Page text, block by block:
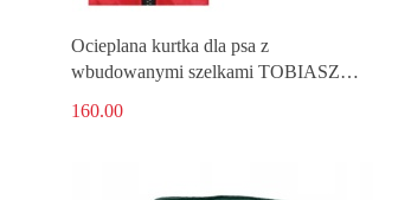
Ocieplana kurtka dla psa z
wbudowanymi szelkami TOBIASZ
160.00